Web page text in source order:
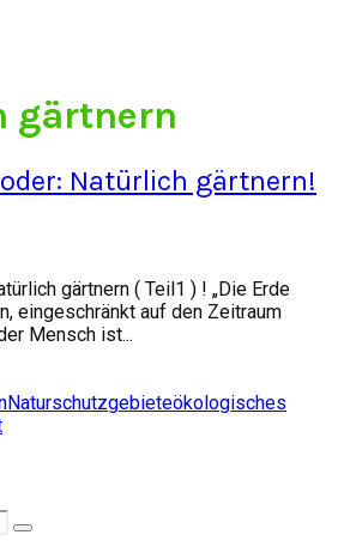
gärtnern
Natürlich gärtnern!
gärtnern ( Teil1 ) ! „Die Erde
eingeschränkt auf den Zeitraum
Mensch ist...
Naturschutzgebieteökologisches
Search